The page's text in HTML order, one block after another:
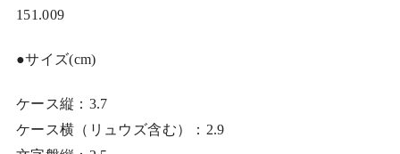
151.009
●サイズ(cm)
ケース縦：3.7
ケース横（リュウズ含む）：2.9